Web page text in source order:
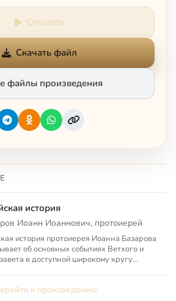
Слушать
Скачать файл
файлы произведения
история
Иоанн Иоаннович, протоиерей
история протоиерея Иоанна Базарова
об основных событиях Ветхого и
в доступной широкому кругу
к произведению